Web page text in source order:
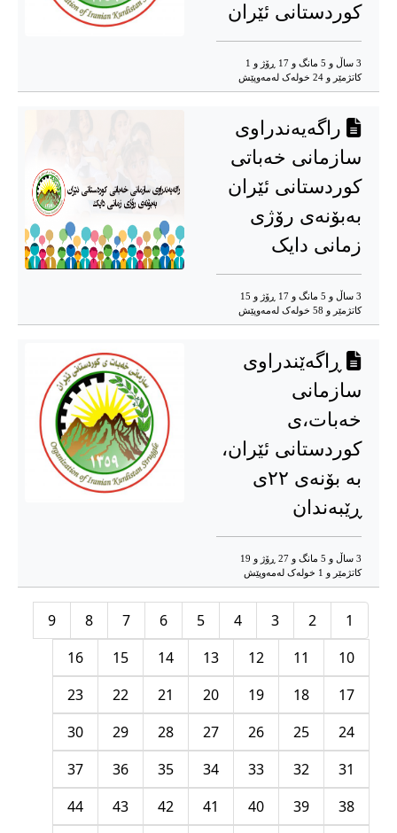
کوردستانی ئێران
3 ساڵ و 5 مانگ و 17 ڕۆژ و 1
کاتژمێر و 24 خوله‌ک له‌مه‌وپێش‌
راگەیەندراوی
سازمانی خەباتی
کوردستانی ئێران
بەبۆنەی رۆژی
زمانی دایک
3 ساڵ و 5 مانگ و 17 ڕۆژ و 15
کاتژمێر و 58 خوله‌ک له‌مه‌وپێش‌
ڕاگەێندراوی
سازمانی
خەبات،ی
کوردستانی ئێران،
بە بۆنەی ۲۲ی
ڕێبەندان
3 ساڵ و 5 مانگ و 27 ڕۆژ و 19
کاتژمێر و 1 خوله‌ک له‌مه‌وپێش‌
1
2
3
4
5
6
7
8
9
10
11
12
13
14
15
16
17
18
19
20
21
22
23
24
25
26
27
28
29
30
31
32
33
34
35
36
37
38
39
40
41
42
43
44